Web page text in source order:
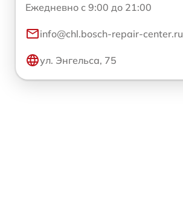
Ежедневно с 9:00 до 21:00
info@chl.bosch-repair-center.ru
ул. Энгельса, 75